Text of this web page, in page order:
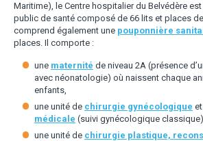
Maritime), le Centre hospitalier du Belvédère
public de santé composé de 66 lits et places de
comprend également une pouponnière
places. Il comporte :
une maternité de niveau 2A (présence
avec néonatologie) où naissent chaque
enfants,
une unité de chirurgie gynécologique
médicale (suivi gynécologique
une unité de chirurgie plastique,